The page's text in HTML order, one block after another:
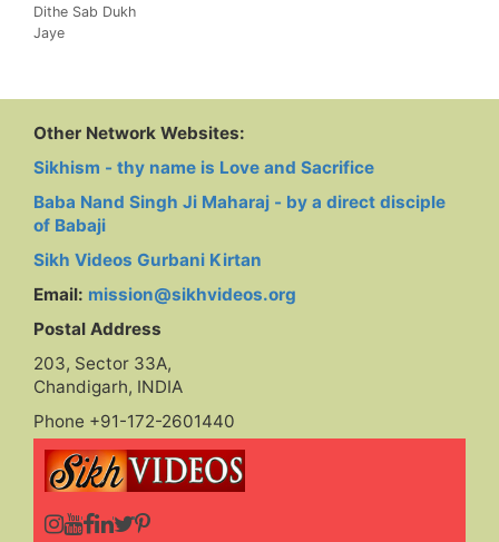
Dithe Sab Dukh
Jaye
Other Network Websites:
Sikhism - thy name is Love and Sacrifice
Baba Nand Singh Ji Maharaj - by a direct disciple
of Babaji
Sikh Videos Gurbani Kirtan
Email: mission@sikhvideos.org
Postal Address
203, Sector 33A,
Chandigarh, INDIA
Phone +91-172-2601440